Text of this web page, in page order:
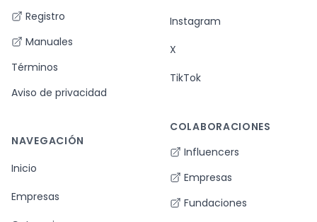
Registro
Manuales
Términos
Aviso de privacidad
NAVEGACIÓN
Inicio
Empresas
Instagram
X
TikTok
COLABORACIONES
Influencers
Empresas
Fundaciones